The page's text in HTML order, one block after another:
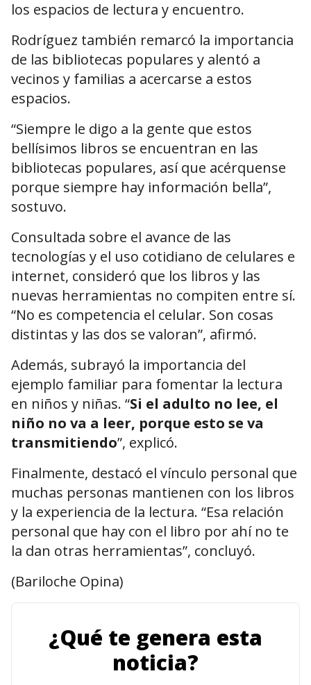
los espacios de lectura y encuentro.
Rodríguez también remarcó la importancia
de las bibliotecas populares y alentó a
vecinos y familias a acercarse a estos
espacios.
“Siempre le digo a la gente que estos
bellísimos libros se encuentran en las
bibliotecas populares, así que acérquense
porque siempre hay información bella”,
sostuvo.
Consultada sobre el avance de las
tecnologías y el uso cotidiano de celulares e
internet, consideró que los libros y las
nuevas herramientas no compiten entre sí.
“No es competencia el celular. Son cosas
distintas y las dos se valoran”, afirmó.
Además, subrayó la importancia del
ejemplo familiar para fomentar la lectura
en niños y niñas. “Si el adulto no lee, el
niño no va a leer, porque esto se va
transmitiendo”, explicó.
Finalmente, destacó el vínculo personal que
muchas personas mantienen con los libros
y la experiencia de la lectura. “Esa relación
personal que hay con el libro por ahí no te
la dan otras herramientas”, concluyó.
(Bariloche Opina)
¿Qué te genera esta
noticia?